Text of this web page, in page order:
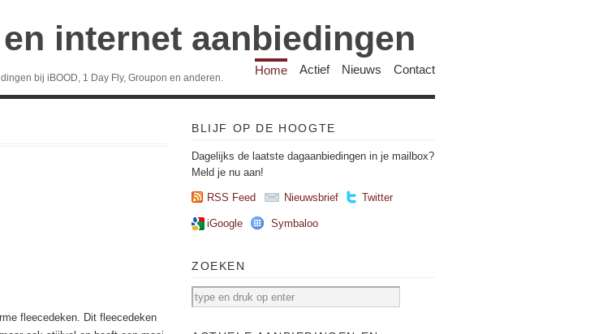
internet aanbiedingen
bij iBOOD, 1 Day Fly, Groupon en anderen.
Home Actief Nieuws Contact
fleecedeken. Dit fleecedeken
BLIJF OP DE HOOGTE
Dagelijks de laatste dagaanbiedingen in je mailbox?
Meld je nu aan!
RSS Feed Nieuwsbrief Twitter
iGoogle Symbaloo
ZOEKEN